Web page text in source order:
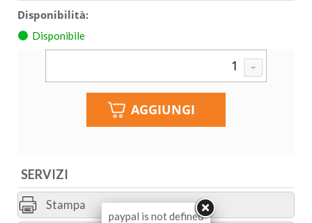
Disponibilità:
Disponibile
SERVIZI
Stampa
paypal is not defined